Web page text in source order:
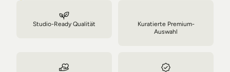
Studio-Ready Qualität
Kuratierte Premium-
Auswahl